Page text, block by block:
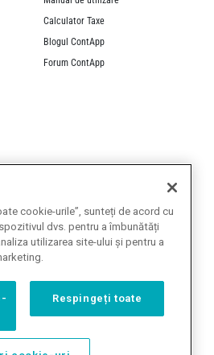
Calculator Taxe
Blogul ContApp
Forum ContApp
Toate prețurile de pe site
includ TVA 21%
cookie-urile”, sunteți de acord cu
dvs. pentru a îmbunătăți
utilizarea site-ului și pentru a
Respingeți toate